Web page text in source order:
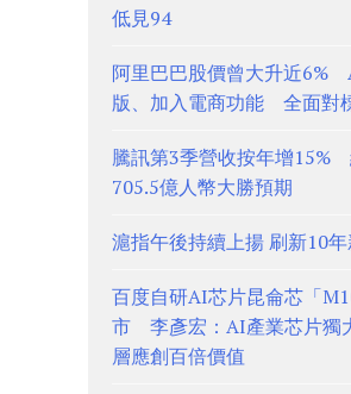
低見94
阿里巴巴股價曾大升近6%
版、加入電商功能 全面對
騰訊第3季營收按年增15%
705.5億人幣大勝預期
滬指午後持續上揚 刷新10
百度自研AI芯片昆侖芯「
市 李彥宏：AI產業芯片獨
層應創百倍價值